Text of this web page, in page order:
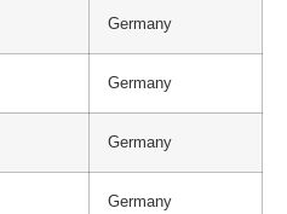
Germany
Germany
Germany
Germany